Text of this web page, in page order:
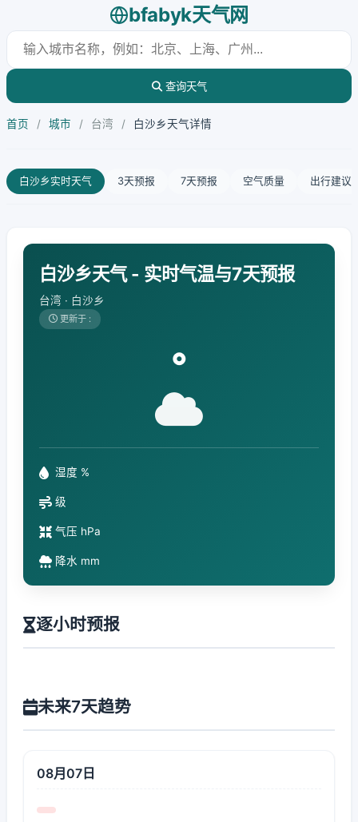
bfabyk天气网
查询天气
首页 / 城市 / 台湾 / 白沙乡天气详情
白沙乡实时天气 3天预报 7天预报 空气质量 出行建议
白沙乡天气 - 实时气温与7天预报
台湾 · 白沙乡
更新于 :
°
湿度 %
级
气压 hPa
降水 mm
逐小时预报
未来7天趋势
08月07日